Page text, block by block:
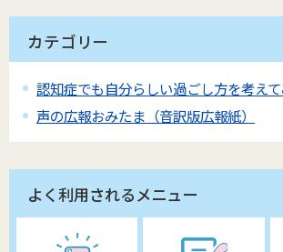
カテゴリー
認知症でも自分らしい過ごし方を考え
声の広報おみたま（音訳版広報紙）
よく利用されるメニュー